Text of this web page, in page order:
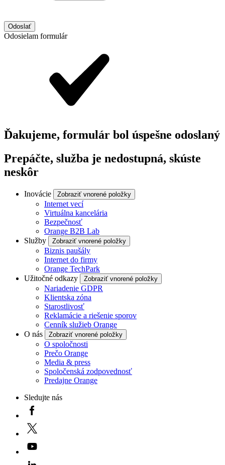
Odosielam formulár
Ďakujeme, formulár bol úspešne odoslaný
Prepáčte, služba je nedostupná, skúste
neskôr
Inovácie Zobraziť vnorené položky
Internet vecí
Virtuálna kancelária
Bezpečnosť
Orange B2B Lab
Služby
Zobraziť vnorené položky
Biznis paušály
Internet do firmy
Orange TechPark
Užitočné odkazy
Zobraziť vnorené položky
Nariadenie GDPR
Klientska zóna
Starostlivosť
Reklamácie a riešenie sporov
Cenník služieb Orange
O nás
Zobraziť vnorené položky
O spoločnosti
Prečo Orange
Media & press
Spoločenská zodpovednosť
Predajne Orange
Sledujte nás